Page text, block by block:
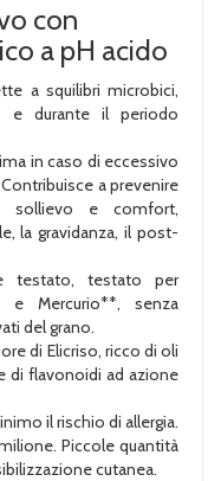
con
a pH acido
a squilibri microbici,
e durante il periodo
in caso di eccessivo
a prevenire
sollievo e comfort,
la gravidanza, il post-
testato, testato per
e Mercurio**, senza
del grano.
di Elicriso, ricco di oli
di flavonoidi ad azione
il rischio di allergia.
Piccole quantità
cutanea.